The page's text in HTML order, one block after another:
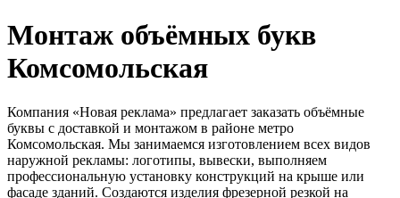
Монтаж объёмных букв
Комсомольская
Компания «Новая реклама» предлагает заказать объёмные
буквы с доставкой и монтажом в районе метро
Комсомольская. Мы занимаемся изготовлением всех видов
наружной рекламы: логотипы, вывески, выполняем
профессиональную установку конструкций на крыше или
фасаде зданий. Создаются изделия фрезерной резкой на